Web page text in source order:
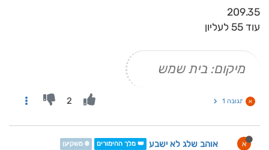
209.35
עוד 55 לעליון
מיקום: בית שמש
א תגובה 1 2
א אוהב שלג לא ישבע 👑 מלך ההימורים ❄️ משקיען